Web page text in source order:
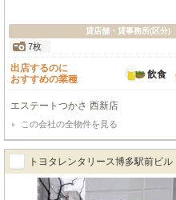
貸店舗・貸事務所(区分)
7枚
出店するのに
おすすめの業種
飲食
エステートつかさ 西新店
この会社の全物件を見る
トヨタレンタリース博多駅前ビル